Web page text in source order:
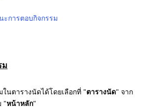
การตอบกิจกรรม
ม
นตารางนัดได้โดยเลือกที่ "ตารางนัด" จาก
"หน้าหลัก"